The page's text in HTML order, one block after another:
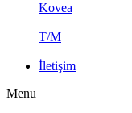
Kovea
T/M
İletişim
Menu